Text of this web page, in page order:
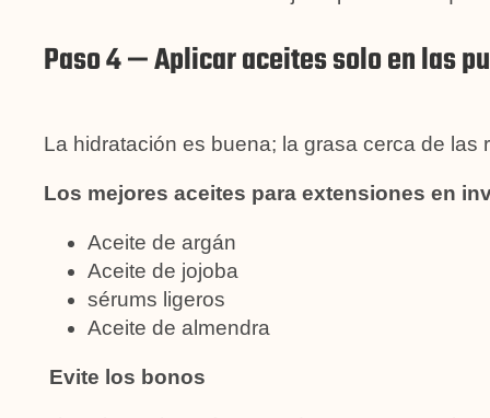
Paso 4 — Aplicar aceites solo en las
La hidratación es buena; la grasa cerca de las
Los mejores aceites para extensiones en
Aceite de argán
Aceite de jojoba
sérums ligeros
Aceite de almendra
Evite los bonos